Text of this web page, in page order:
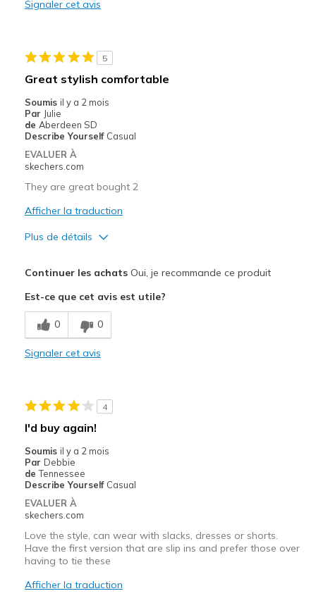
Casual Wear
Width
Sizing
Feels true to size
View On Shoes
Signaler cet avis
5
Great stylish comfortable
Soumis il y a 2 mois
Par Julie
de Aberdeen SD
Describe Yourself Casual
EVALUER À
skechers.com
They are great bought 2
Afficher la traduction
Plus de détails
Comfortable
Stylish
Sizing
View On Shoes
Continuer les achatsOui, je recommande ce produit
Est-ce que cet avis est utile?
0 0
Signaler cet avis
4
I'd buy again!
Soumis il y a 2 mois
Par Debbie
de Tennessee
Describe Yourself Casual
EVALUER À
skechers.com
Love the style, can wear with slacks, dresses or shorts.
Have the first version that are slip ins and prefer those over
having to tie these
Afficher la traduction